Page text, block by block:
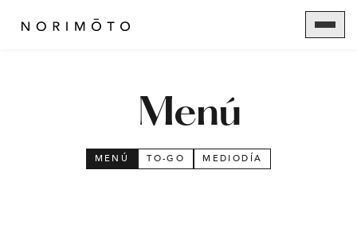
Menú
MENÚ TO-GO MEDIODÍA